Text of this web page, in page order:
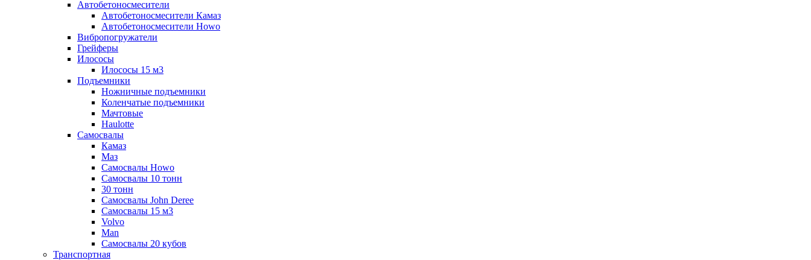
Автобетоносмесители
Автобетоносмесители Камаз
Автобетоносмесители Howo
Вибропогружатели
Грейферы
Илососы
Илососы 15 м3
Подъемники
Ножничные подъемники
Коленчатые подъемники
Мачтовые
Haulotte
Самосвалы
Камаз
Маз
Самосвалы Howo
Самосвалы 10 тонн
30 тонн
Самосвалы John Deree
Самосвалы 15 м3
Volvo
Man
Самосвалы 20 кубов
Транспортная